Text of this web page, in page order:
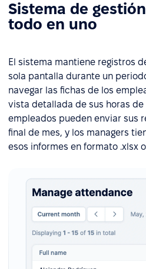
Sistema de
todo en uno
El sistema mantiene registros
sola pantalla durante un
navegar las fichas de los
vista detallada de sus horas de
empleados pueden enviar sus
final de mes, y los managers
esos informes en formato .xlsx o